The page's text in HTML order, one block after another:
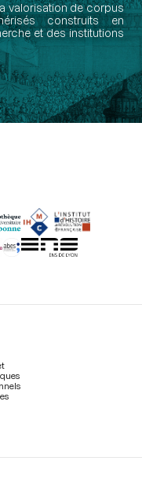
valorisation de corpus
construits en
et des institutions